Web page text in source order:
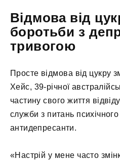
Відмова від
боротьби з
тривогою
Просте відмова від цукру
Хейс, 39-річної
частину свого життя
служби з питань
антидепресанти.
«Настрій у мене часто